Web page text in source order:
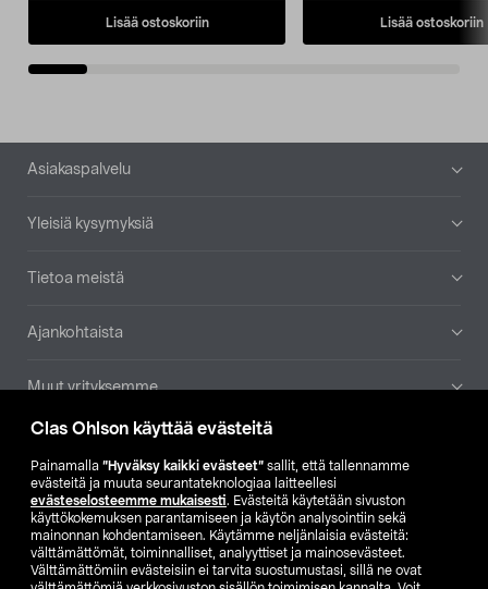
Clas Ohlson käyttää evästeitä
Painamalla ”Hyväksy kaikki evästeet” sallit, että tallennamme
evästeitä ja muuta seurantateknologiaa laitteellesi
evästeselosteemme mukaisesti. Evästeitä käytetään sivuston
käyttökokemuksen parantamiseen ja käytön analysointiin sekä
mainonnan kohdentamiseen. Käytämme neljänlaisia evästeitä:
välttämättömät, toiminnalliset, analyyttiset ja mainosevästeet.
Välttämättömiin evästeisiin ei tarvita suostumustasi, sillä ne ovat
Lisää ostoskoriin Lisää ostoskoriin
Alatunniste
Asiakaspalvelu
Yleisiä kysymyksiä
Tietoa meistä
Ajankohtaista
Muut yrityksemme
Etsi myymälä
SE NO FI
FI SV